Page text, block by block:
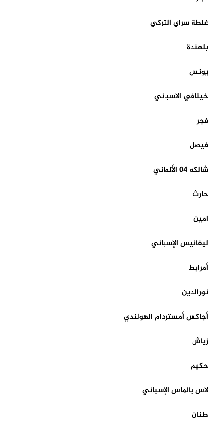
غلطة سراي التركي
بلهندة
يونس
خيتافي الاسباني
فجر
فيصل
شالكه 04 الألماني
حارث
امين
ليغانيس الإسباني
أمرابط
نورالدين
أجاكس أمستردام الهولندي
زياش
حكيم
لاس بالماس الإسباني
طنان